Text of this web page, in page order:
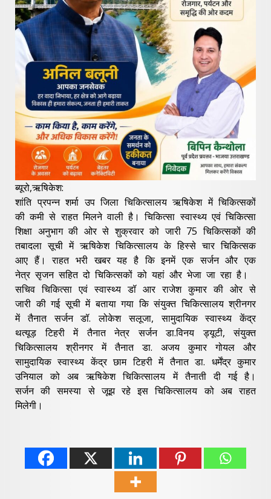
ब्यूरो,ऋषिकेश:
शांति प्रपन्न शर्मा उप जिला चिकित्सालय ऋषिकेश में चिकित्सकों
की कमी से राहत मिलने वाली है। चिकित्सा स्वास्थ्य एवं चिकित्सा
शिक्षा अनुभाग की ओर से शुक्रवार को जारी 75 चिकित्सकों की
तबादला सूची में ऋषिकेश चिकित्सालय के हिस्से चार चिकित्सक
आए हैं। राहत भरी खबर यह है कि इनमें एक सर्जन और एक
नेत्र सृजन सहित दो चिकित्सकों को यहां और भेजा जा रहा है।
सचिव चिकित्सा एवं स्वास्थ्य डॉ आर राजेश कुमार की ओर से
जारी की गई सूची में बताया गया कि संयुक्त चिकित्सालय श्रीनगर
में तैनात सर्जन डॉ. लोकेश सलूजा, सामुदायिक स्वास्थ्य केंद्र
थत्यूड़ टिहरी में तैनात नेत्र सर्जन डा.विनय ड्यूटी, संयुक्त
चिकित्सालय श्रीनगर में तैनात डा. अजय कुमार गोयल और
सामुदायिक स्वास्थ्य केंद्र छाम टिहरी में तैनात डा. धर्मेंद्र कुमार
उनियाल को अब ऋषिकेश चिकित्सालय में तैनाती दी गई है।
सर्जन की समस्या से जूझ रहे इस चिकित्सालय को अब राहत
मिलेगी।